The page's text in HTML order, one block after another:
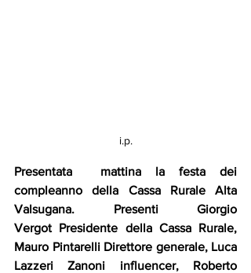
i.p.
Presentata  mattina la festa dei
compleanno della Cassa Rurale Alta
Valsugana. Presenti Giorgio
Vergot Presidente della Cassa Rurale,
Mauro Pintarelli Direttore generale, Luca
Lazzeri Zanoni influencer, Roberto